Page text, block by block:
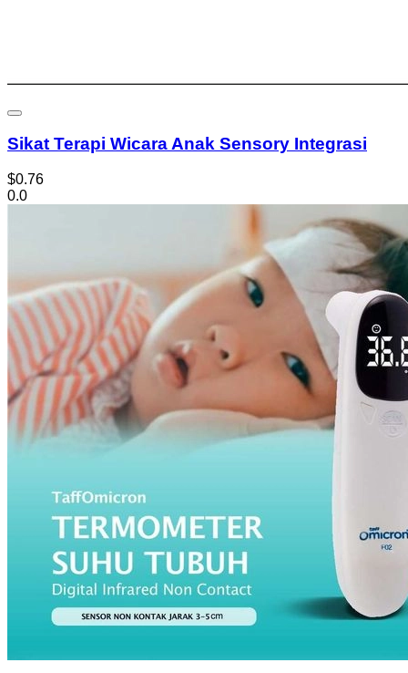
Sikat Terapi Wicara Anak Sensory Integrasi
$0.76
0.0